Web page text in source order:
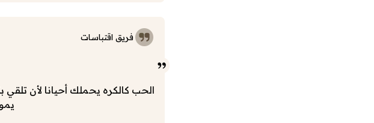
فريق اقتباسات
الحب كالكره يحملك أحيانا لأن